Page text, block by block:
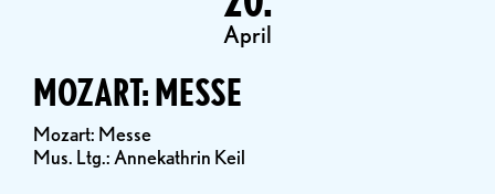
April
MOZART: MESSE
Mozart: Messe
Mus. Ltg.: Annekathrin Keil